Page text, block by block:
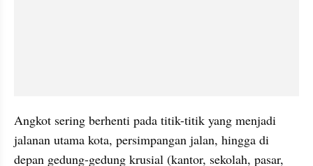
Angkot sering berhenti pada titik-titik yang menjadi
jalanan utama kota, persimpangan jalan, hingga di
depan gedung-gedung krusial (kantor, sekolah, pasar,